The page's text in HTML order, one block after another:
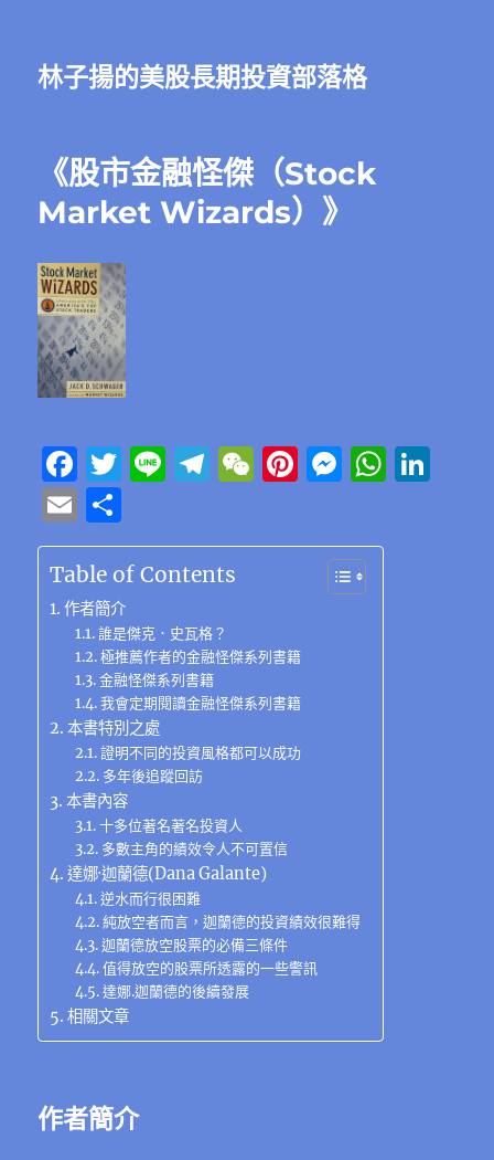
林子揚的美股長期投資部落格
《股市金融怪傑（Stock
Market Wizards）》
F
a
c
e
b
o
o
k
T
it
te
r
Li
e
T
e
g
a
m
W
C
Pi
te
re
st
M
ss
e
n
W
E
m
ai
l
享
Table of Contents
作者簡介
誰是傑克．史瓦格？
極推薦作者的金融怪傑系列書籍
金融怪傑系列書籍
我會定期閱讀金融怪傑系列書籍
本書特別之處
證明不同的投資風格都可以成功
多年後追蹤回訪
本書內容
十多位著名著名投資人
多數主角的績效令人不可置信
達娜·迦蘭德(Dana Galante)
逆水而行很困難
純放空者而言，迦蘭德的投資績效很難得
迦蘭德放空股票的必備三條件
值得放空的股票所透露的一些警訊
達娜.迦蘭德的後續發展
相關文章
作者簡介